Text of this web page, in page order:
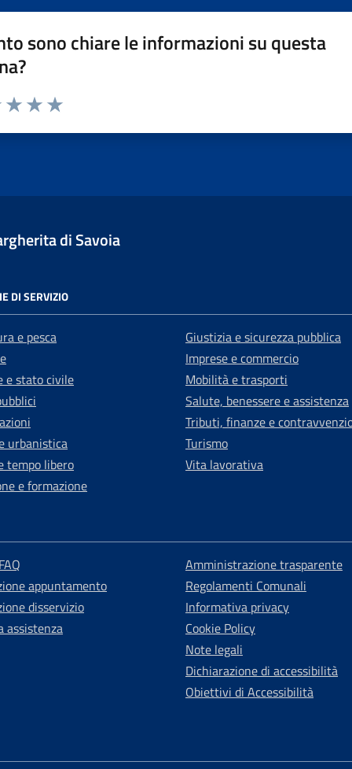
sono chiare le informazioni su questa
di Savoia
DI SERVIZIO
e pesca
e stato civile
urbanistica
tempo libero
e formazione
Giustizia e sicurezza pubblica
Imprese e commercio
Mobilità e trasporti
Salute, benessere e assistenza
Tributi, finanze e
Turismo
Vita lavorativa
appuntamento
disservizio
assistenza
Amministrazione trasparente
Regolamenti Comunali
Informativa privacy
Cookie Policy
Note legali
Dichiarazione di accessibilità
Obiettivi di Accessibilità